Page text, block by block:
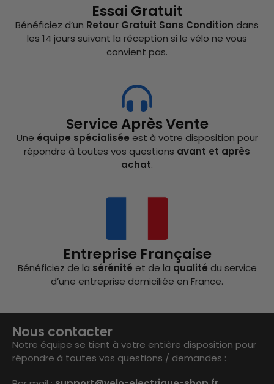
Essai Gratuit
Bénéficiez d’un Retour Gratuit Sans Condition dans
les 14 jours suivant la réception si le vélo ne vous
convient pas.
Service Après Vente
Une équipe spécialisée est à votre disposition pour
répondre à toutes vos questions avant et après
achat.
Entreprise Française
Bénéficiez de la sérénité et de la qualité du service
d’une entreprise domiciliée en France.
Nous contacter
Notre équipe se tient à votre entière disposition pour
répondre à toutes vos questions / demandes :